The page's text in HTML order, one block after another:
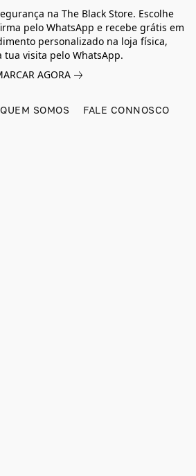
na The Black Store. Escolhe
pelo WhatsApp e recebe grátis em
personalizado na loja física,
tua visita pelo WhatsApp.
AGORA
QUEM SOMOS FALE CONNOSCO